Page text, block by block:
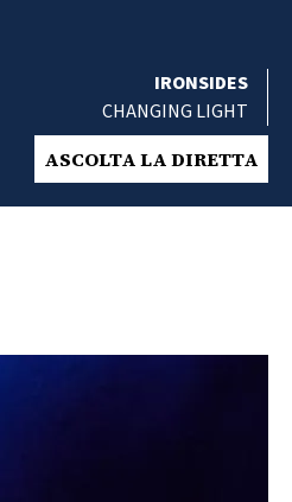
IRONSIDES
CHANGING LIGHT
ASCOLTA LA DIRETTA